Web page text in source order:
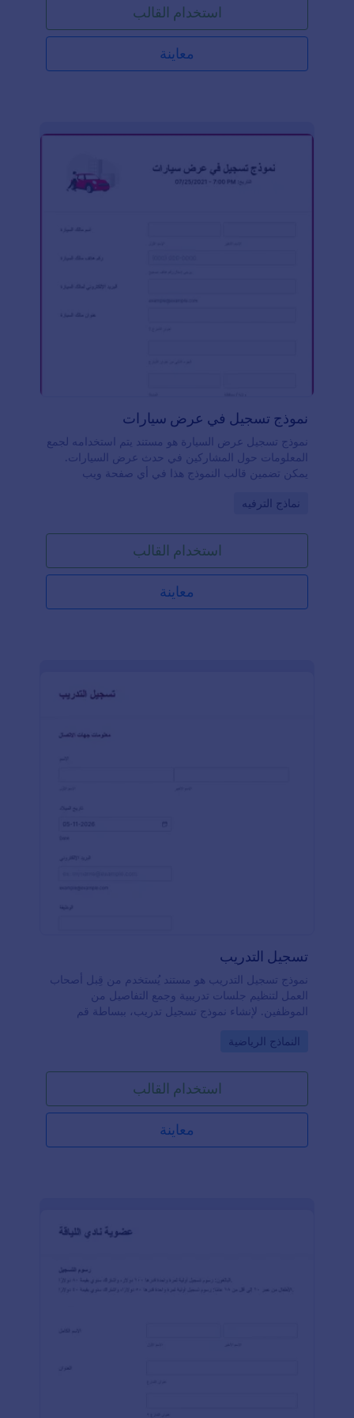
استخدام القالب
معاينة
نموذج تسجيل في عرض سيارات
نموذج تسجيل عرض السيارة هو مستند يتم استخدامه لجمع
المعلومات حول المشاركين في حدث عرض السيارات.
يمكن تضمين قالب النموذج هذا في أي صفحة ويب
النموذج". يحتوي نموذج تسجيل معرض السيارات هذا على
وطراز السيارة، والسنة، واللون، والمسافة المقطوعة
بالأميال الحالية. يستخدم قالب النموذج هذا إظهار
وإخفاءالحالة لإظهار أو إخفاء حقول معينة بناء على الإجابة
المحددة من قبل المستخدم. يستخدم قالب النموذج هذا
أيضا أداة قائمة المنتجات التي تحتوى على اسم المنتج أو
Go to Category:
نماذج الترفيه
استخدام القالب
معاينة
تسجيل التدريب
نموذج تسجيل التدريب هو مستند يُستخدم من قِبل أصحاب
العمل لتنظيم جلسات تدريبية وجمع التفاصيل من
الموظفين. لإنشاء نموذج تسجيل تدريب، ببساطة قم
ليناسب جدول تدريبات شركتك. يمكنك حتى استخدام
أينما كانوا، دون الحاجة لاستخدام نماذج ورقية أو ترتيب
جلسات تدريب يدويًا. ستُخزن الردود تلقائيًا في حسابك
على Jotform، مما يتيح لك مراجعتها في أي وقت يناسبك.
استخدم نموذج تسجيل تدريب عبر الإنترنت لتدريب
الموظفين بسرعة وكفاءة! كما يمكنك أيضًا استخدام تطبيق
Go to Category:
النماذج الرياضية
استخدام القالب
معاينة